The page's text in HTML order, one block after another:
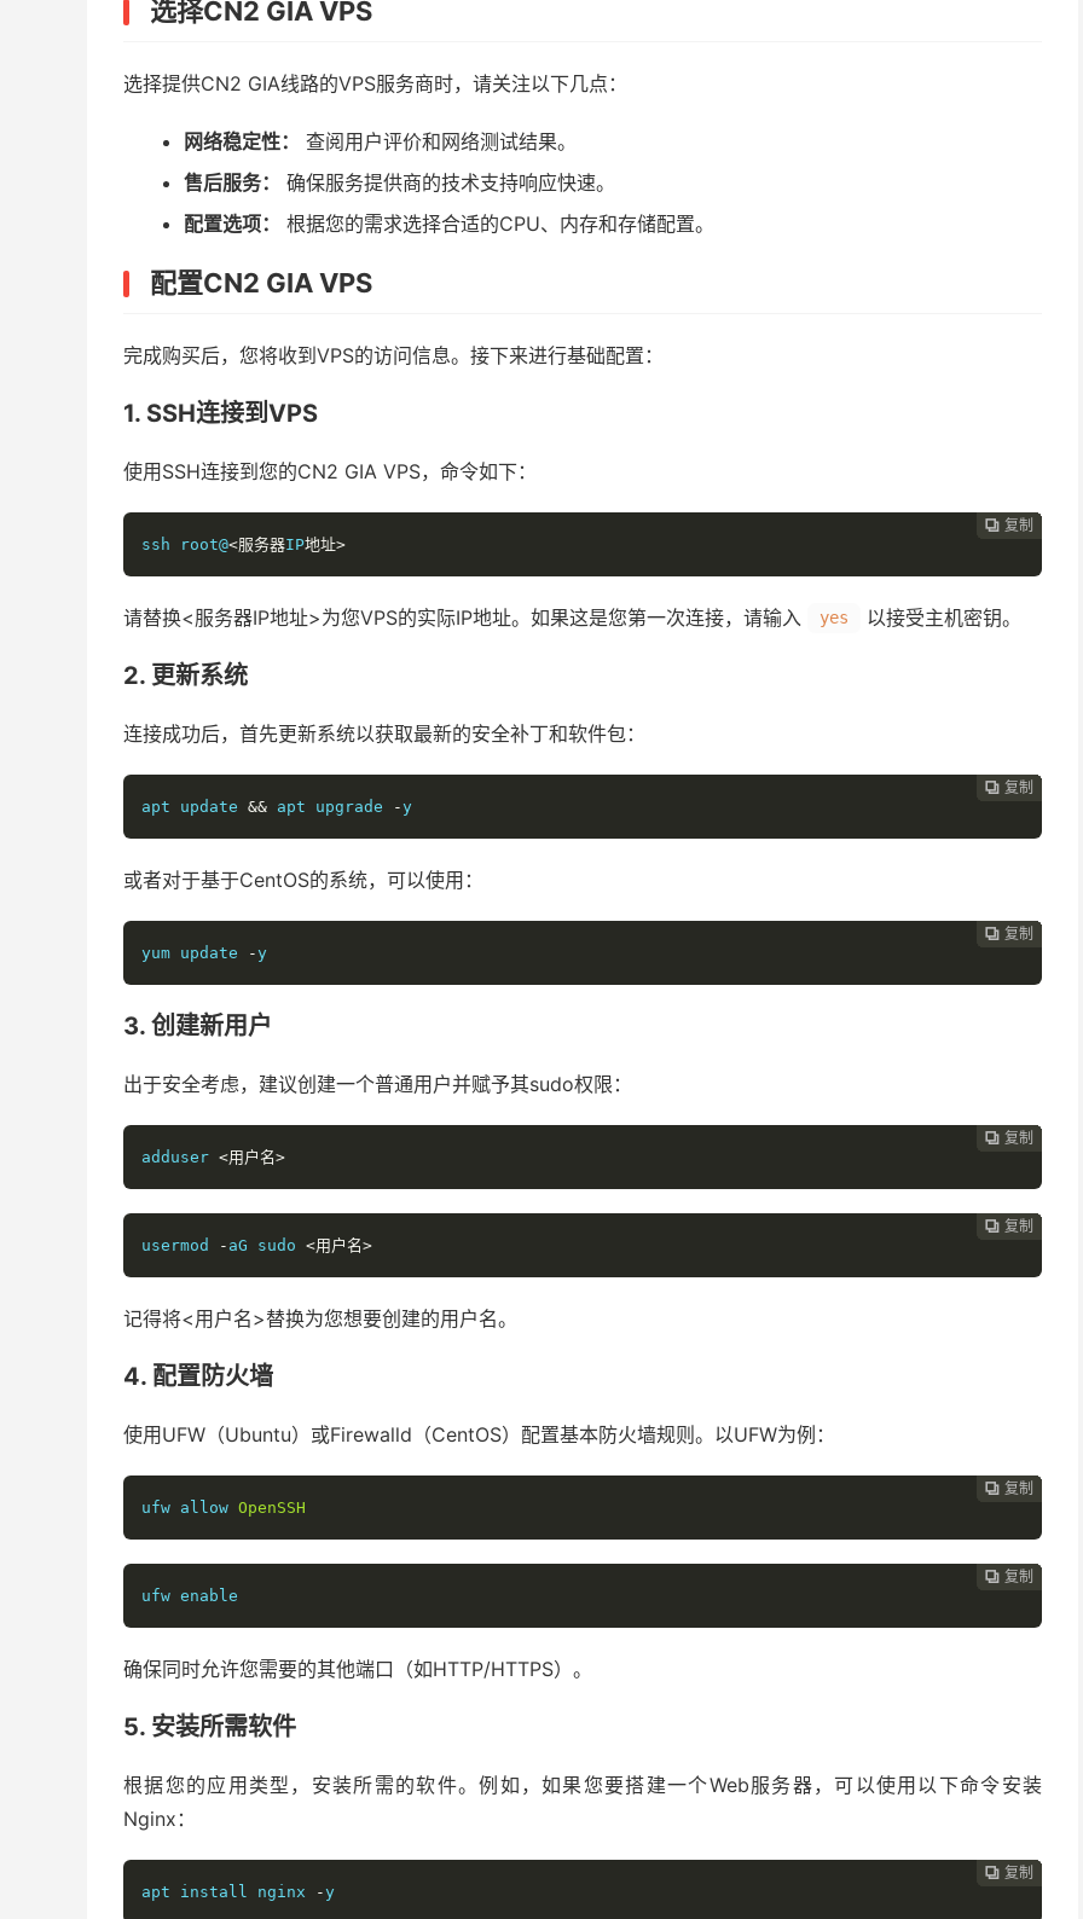
选择CN2 GIA VPS
选择提供CN2 GIA线路的VPS服务商时，请关注以下几点：
网络稳定性：
查阅用户评价和网络测试结果。
售后服务：
确保服务提供商的技术支持响应快速。
配置选项：
根据您的需求选择合适的CPU、内存和存储配置。
配置CN2 GIA VPS
完成购买后，您将收到VPS的访问信息。接下来进行基础配置：
1. SSH连接到VPS
使用SSH连接到您的CN2 GIA VPS，命令如下：
 复制
 复制
 复制
 复制
 复制
 复制
 复制
 复制
 复制
 复制
 复制
 复制
ssh root@<服务器IP地址>
请替换<服务器IP地址>为您VPS的实际IP地址。如果这是您第一次连接，请输入 yes 以接受主机密钥。
2. 更新系统
连接成功后，首先更新系统以获取最新的安全补丁和软件包：
 复制
 复制
 复制
 复制
 复制
 复制
 复制
 复制
 复制
 复制
 复制
apt update && apt upgrade -y
或者对于基于CentOS的系统，可以使用：
 复制
 复制
 复制
 复制
 复制
 复制
 复制
 复制
 复制
 复制
yum update
-y
3. 创建新用户
出于安全考虑，建议创建一个普通用户并赋予其sudo权限：
 复制
 复制
 复制
 复制
 复制
 复制
 复制
 复制
 复制
adduser <用户名>
 复制
 复制
 复制
 复制
 复制
 复制
 复制
 复制
usermod
- aG sudo <用户名>
记得将<用户名>替换为您想要创建的用户名。
4. 配置防火墙
使用UFW（Ubuntu）或Firewalld（CentOS）配置基本防火墙规则。以UFW为例：
 复制
 复制
 复制
 复制
 复制
 复制
 复制
ufw allow OpenSSH
 复制
 复制
 复制
 复制
 复制
 复制
ufw enable
确保同时允许您需要的其他端口（如HTTP/HTTPS）。
5. 安装所需软件
根据您的应用类型，安装所需的软件。例如，如果您要搭建一个Web服务器，可以使用以下命令安装
Nginx：
 复制
 复制
 复制
 复制
 复制
apt install nginx
-y